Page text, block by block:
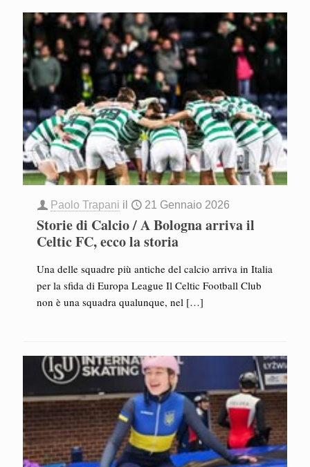
Paolo Trapani il 21 Gennaio 2026
Storie di Calcio / A Bologna arriva il
Celtic FC, ecco la storia
Una delle squadre più antiche del calcio arriva in Italia
per la sfida di Europa League Il Celtic Football Club
non è una squadra qualunque, nel […]